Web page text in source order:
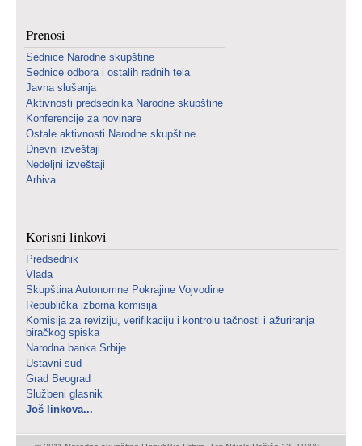
Prenosi
Sednice Narodne skupštine
Sednice odbora i ostalih radnih tela
Javna slušanja
Aktivnosti predsednika Narodne skupštine
Konferencije za novinare
Ostale aktivnosti Narodne skupštine
Dnevni izveštaji
Nedeljni izveštaji
Arhiva
Korisni linkovi
Predsednik
Vlada
Skupština Autonomne Pokrajine Vojvodine
Republička izborna komisija
Komisija za reviziju, verifikaciju i kontrolu tačnosti i ažuriranja
biračkog spiska
Narodna banka Srbije
Ustavni sud
Grad Beograd
Službeni glasnik
Još linkova...